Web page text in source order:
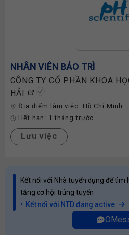
NHÂN VIÊN BẢO TRÌ
CÔNG TY CỔ PHẦN KHOA
HẢI
Địa điểm làm việc: Hồ Chí Minh
Hết hạn: 1 tháng trước
Lưu việc
Kết nối với Nhà tuyển dụng để
tăng cơ hội trúng tuyển
Kết nối với NTD đang active